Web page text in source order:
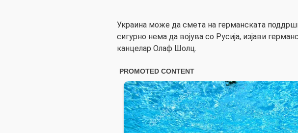
Украина може да смета на германската
сигурно нема да војува со Русија, изјави
канцелар Олаф Шолц.